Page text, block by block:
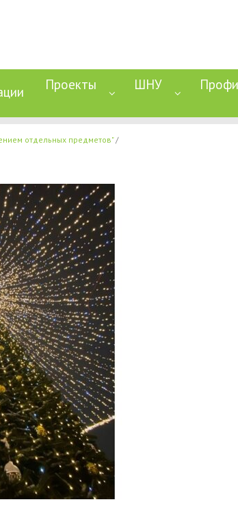
Проекты ШНУ
отдельных предметов"